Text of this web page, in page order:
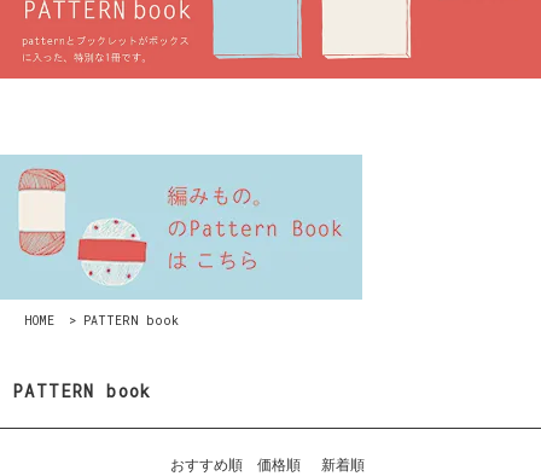
HOME > PATTERN book
PATTERN book
おすすめ順 価格順 新着順